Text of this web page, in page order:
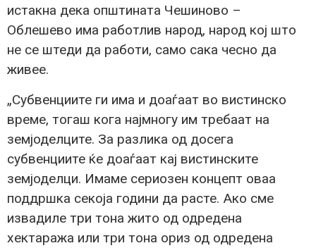
истакна дека општината Чешиново –
Облешево има работлив народ, народ кој што
не се штеди да работи, само сака чесно да
живее.
„Субвенциите ги има и доаѓаат во вистинско
време, тогаш кога најмногу им требаат на
земјоделците. За разлика од досега
субвенциите ќе доаѓаат кај вистинските
земјоделци. Имаме сериозен концепт оваа
поддршка секоја години да расте. Ако сме
извадиле три тона жито од одредена
хектаража или три тона ориз од одредена